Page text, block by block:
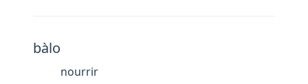
bàlo
nourrir